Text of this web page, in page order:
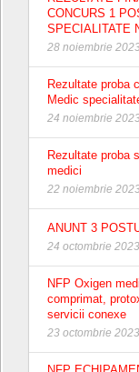
CONCURS 1
SPECIALITATE
28 noiembrie
Rezultate proba
Medic
24 noiembrie
Rezultate proba
medici
22 noiembrie
ANUNT 3
24 octombrie 2023
NFP Oxigen
comprimat,
servicii conexe
23 octombrie 2023